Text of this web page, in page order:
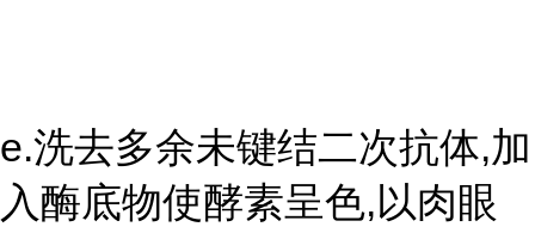
e.洗去多余未键结二次抗体,加
入酶底物使酵素呈色,以肉眼